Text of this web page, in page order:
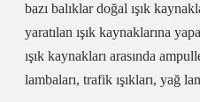
bazı balıklar doğal ışık
yaratılan ışık kaynaklarına
ışık kaynakları arasında
lambaları, trafik ışıkları, yağ